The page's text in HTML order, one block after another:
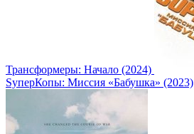
Трансформеры: Начало (2024)
SуперКопы: Миссия «Бабушка» (2023)